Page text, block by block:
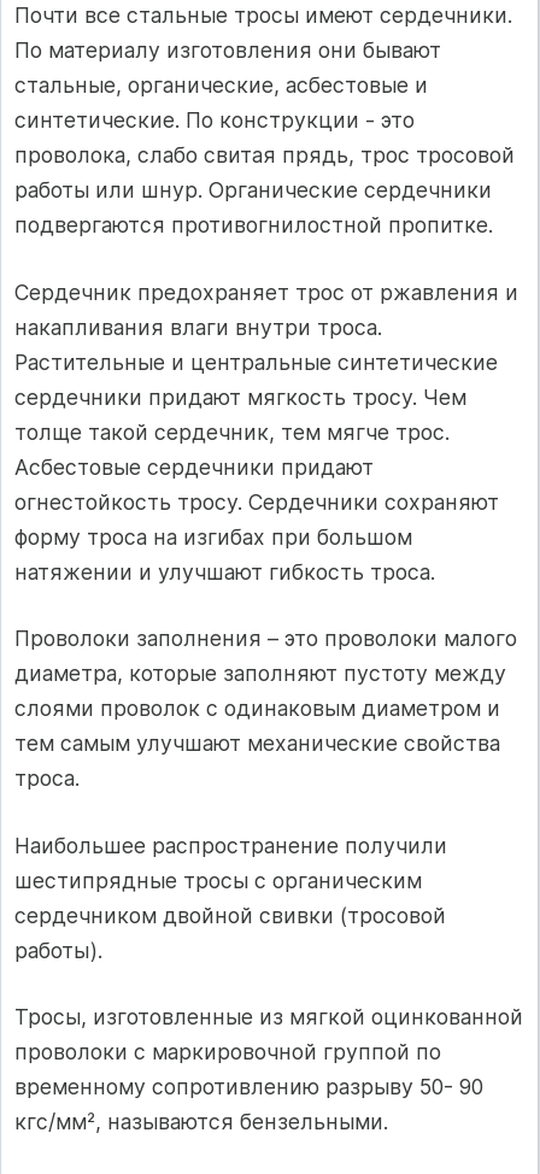
Почти все стальные тросы имеют сердечники.
По материалу изготовления они бывают
стальные, органические, асбестовые и
синтетические. По конструкции - это
проволока, слабо свитая прядь, трос тросовой
работы или шнур. Органические сердечники
подвергаются противогнилостной пропитке.
Сердечник предохраняет трос от ржавления и
накапливания влаги внутри троса.
Растительные и центральные синтетические
сердечники придают мягкость тросу. Чем
толще такой сердечник, тем мягче трос.
Асбестовые сердечники придают
огнестойкость тросу. Сердечники сохраняют
форму троса на изгибах при большом
натяжении и улучшают гибкость троса.
Проволоки заполнения – это проволоки малого
диаметра, которые заполняют пустоту между
слоями проволок с одинаковым диаметром и
тем самым улучшают механические свойства
троса.
Наибольшее распространение получили
шестипрядные тросы с органическим
сердечником двойной свивки (тросовой
работы).
Тросы, изготовленные из мягкой оцинкованной
проволоки с маркировочной группой по
временному сопротивлению разрыву 50- 90
кгс/мм², называются бензельными.